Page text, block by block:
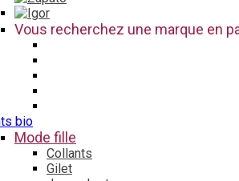
Vous recherchez une marque en
bio
Mode fille
Collants
Gilet